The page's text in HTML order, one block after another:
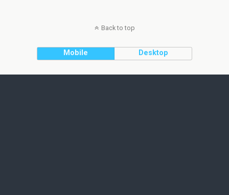
Back to top
Mobile Desktop